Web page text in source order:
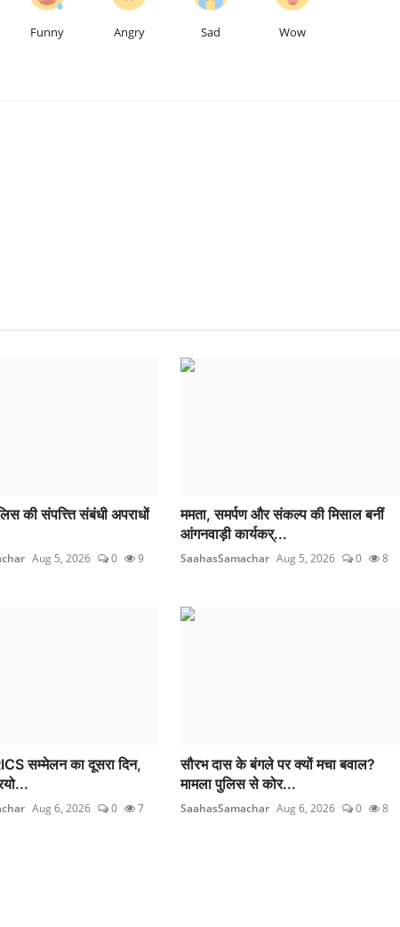
Funny Angry Sad Wow
की संपत्त्ति संबंधी अपराधों
Aug 5, 2026 0 9
ममता, समर्पण और संकल्प की मिसाल बनीं
आंगनवाड़ी कार्यकर्...
SaahasSamachar Aug 5, 2026 0 8
सम्मेलन का दूसरा दिन,
Aug 6, 2026 0 7
सौरभ दास के बंगले पर क्यों मचा बवाल?
मामला पुलिस से कोर...
SaahasSamachar Aug 6, 2026 0 8